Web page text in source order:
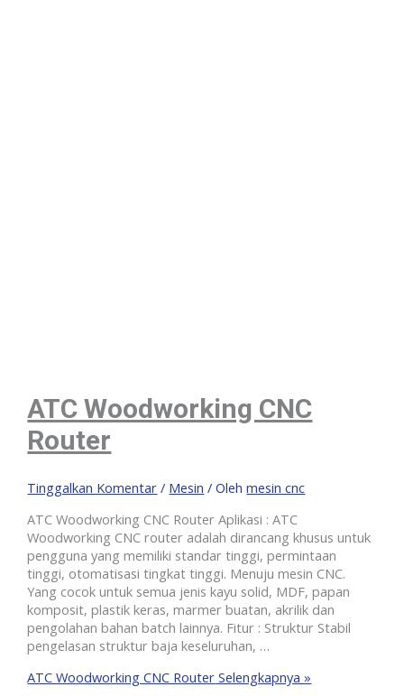
ATC Woodworking CNC
Router
Tinggalkan Komentar / Mesin / Olehmesin cnc
ATC Woodworking CNC Router Aplikasi : ATC
Woodworking CNC router adalah dirancang khusus untuk
pengguna yang memiliki standar tinggi, permintaan
tinggi, otomatisasi tingkat tinggi. Menuju mesin CNC.
Yang cocok untuk semua jenis kayu solid, MDF, papan
komposit, plastik keras, marmer buatan, akrilik dan
pengolahan bahan batch lainnya. Fitur : Struktur Stabil
pengelasan struktur baja keseluruhan, …
ATC Woodworking CNC Router Selengkapnya »